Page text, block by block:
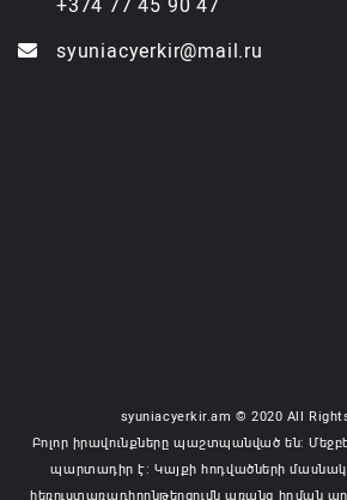
+374 77 45 90 47
syuniacyerkir@mail.ru
syuniacyerkir.am © 2020 All
Բոլոր իրավունքները պաշտպանված են:
պարտադիր է: Կայքի հոդվածների
հեռուստառադիոընթերցումն առանց հղման